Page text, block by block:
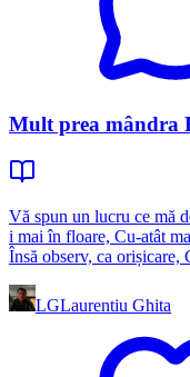
Mult prea mândra
Vă spun un lucru ce mă
i mai în floare, Cu-atât
Însă observ, ca orișicare,
LGLaurentiu Ghita